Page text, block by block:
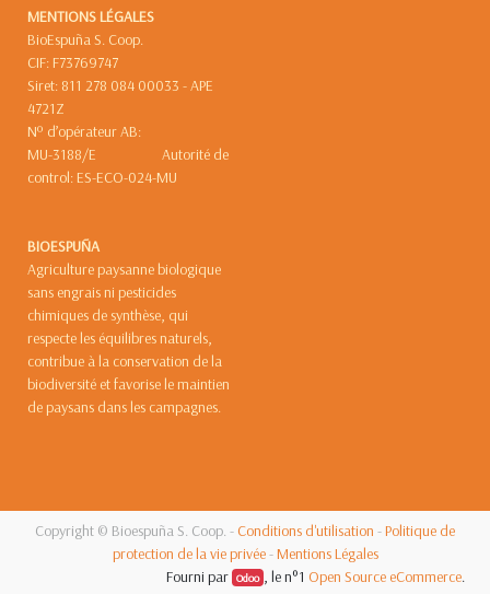
MENTIONS LÉGALES
BioEspuña S. Coop.
CIF: F73769747
Siret: 811 278 084 00033 - APE
4721Z
Nº d’opérateur AB:
MU-3188/E Autorité de
control: ES-ECO-024-MU
BIOESPUÑA
Agriculture paysanne biologique
sans engrais ni pesticides
chimiques de synthèse, qui
respecte les équilibres naturels,
contribue à la conservation de la
biodiversité et favorise le maintien
de paysans dans les campagnes.
Copyright © Bioespuña S. Coop. - Conditions d'utilisation -Politique de
protection de la vie privée-Mentions Légales
Fourni par Odoo , le n°1 Open Source eCommerce.